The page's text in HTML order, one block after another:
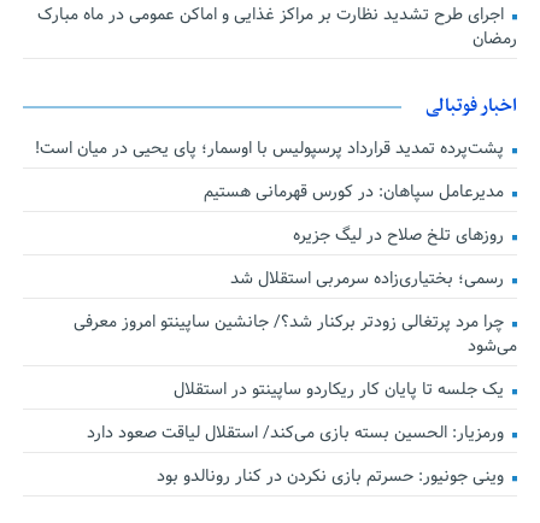
اجرای طرح تشدید نظارت بر مراکز غذایی و اماکن عمومی در ماه مبارک
رمضان
اخبار فوتبالی
پشت‌پرده تمدید قرارداد پرسپولیس با اوسمار؛ پای یحیی در میان است!
مدیرعامل سپاهان: در کورس قهرمانی هستیم
روزهای تلخ صلاح در لیگ جزیره
رسمی؛ بختیاری‌زاده سرمربی استقلال شد
چرا مرد پرتغالی زودتر برکنار شد؟/ جانشین ساپینتو امروز معرفی
می‌شود
یک جلسه تا پایان کار ریکاردو ساپینتو در استقلال
ورمزیار: الحسین بسته بازی می‌کند/ استقلال لیاقت صعود دارد
وینی جونیور: حسرتم بازی نکردن در کنار رونالدو بود